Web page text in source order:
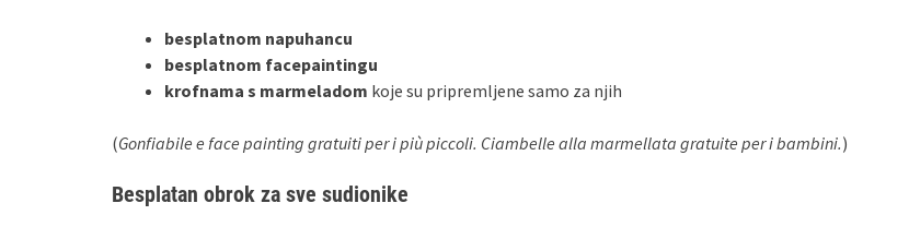
besplatnom napuhancu
besplatnom facepaintingu
krofnama s marmeladom koje su pripremljene samo za njih
(Gonfiabile e face painting gratuiti per i più piccoli. Ciambelle alla marmellata gratuite per i bambini.)
Besplatan obrok za sve sudionike